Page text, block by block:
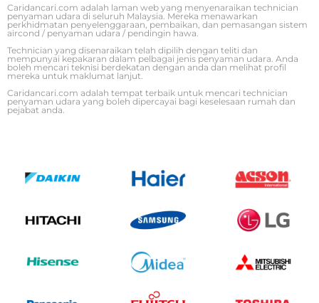
Caridancari.com adalah laman web yang menyenaraikan technician
penyaman udara di seluruh Malaysia. Mereka menawarkan
perkhidmatan penyelenggaraan, pembaikan, dan pemasangan sistem
aircond / penyaman udara / pendingin hawa.
Technician yang disenaraikan telah dipilih dengan teliti dan
mempunyai kepakaran dalam pelbagai jenis penyaman udara. Anda
boleh mencari teknisi berdekatan dengan anda dan melihat profil
mereka untuk maklumat lanjut.
Caridancari.com adalah tempat terbaik untuk mencari technician
penyaman udara yang boleh dipercayai bagi keselesaan rumah dan
pejabat anda.